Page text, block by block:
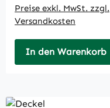
Preise exkl. MwSt. zzgl.
Versandkosten
In den Warenkorb